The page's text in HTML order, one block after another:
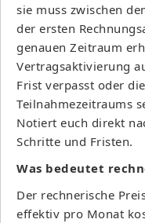
sie muss zwischen
der ersten
genauen Zeitraum
Vertragsaktivierung
Frist verpasst oder
Teilnahmezeitraums
Notiert euch direkt
Schritte und Fristen.
Was bedeutet
Der rechnerische
effektiv pro Monat